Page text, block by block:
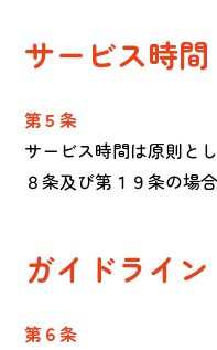
サービス時間
第５条
サービス時間は原則と
８条及び第１９条の場
ガイドライン
第６条